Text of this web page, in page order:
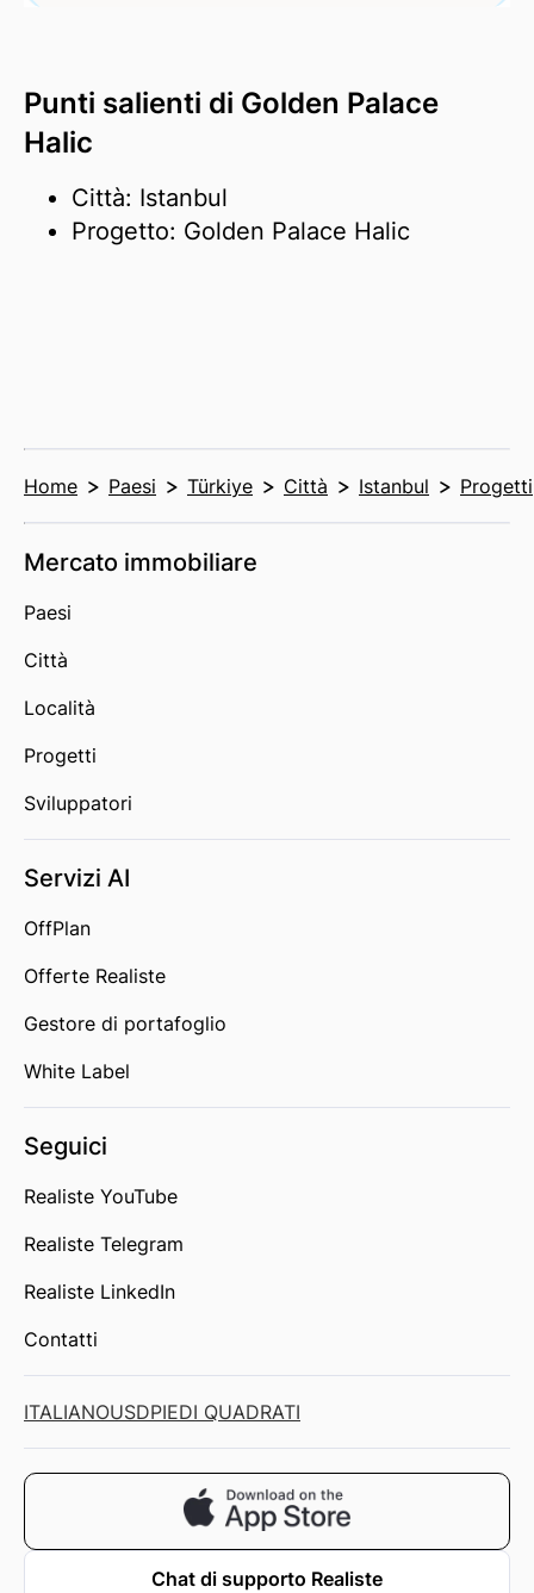
Punti salienti di Golden Palace
Halic
Città: Istanbul
Progetto: Golden Palace Halic
Home Paesi Türkiye Città Istanbul Progetti
Mercato immobiliare
Paesi
Città
Località
Progetti
Sviluppatori
Servizi AI
OffPlan
Offerte Realiste
Gestore di portafoglio
White Label
Seguici
Realiste YouTube
Realiste Telegram
Realiste LinkedIn
Contatti
ITALIANOUSDPIEDI QUADRATI
Chat di supporto Realiste